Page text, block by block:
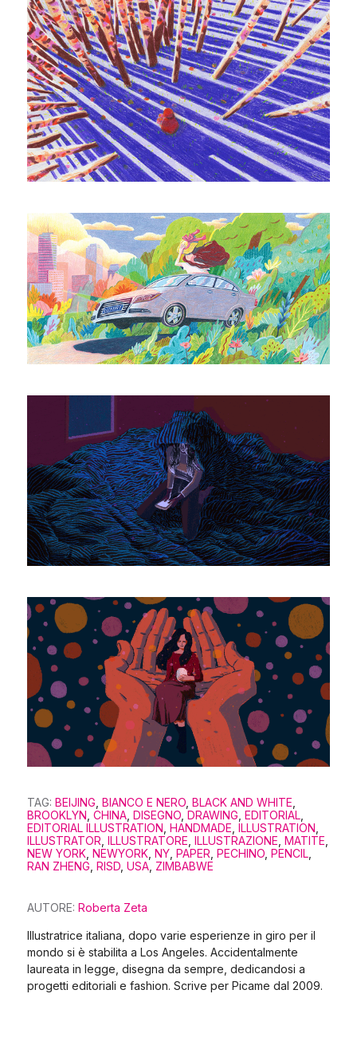
TAG: BEIJING, BIANCO E NERO, BLACK AND WHITE,
BROOKLYN, CHINA, DISEGNO, DRAWING, EDITORIAL,
EDITORIAL ILLUSTRATION, HANDMADE, ILLUSTRATION,
ILLUSTRATOR, ILLUSTRATORE, ILLUSTRAZIONE, MATITE,
NEW YORK, NEWYORK, NY, PAPER, PECHINO, PENCIL,
RAN ZHENG, RISD, USA, ZIMBABWE
AUTORE: Roberta Zeta
Illustratrice italiana, dopo varie esperienze in giro per il
mondo si è stabilita a Los Angeles. Accidentalmente
laureata in legge, disegna da sempre, dedicandosi a
progetti editoriali e fashion. Scrive per Picame dal 2009.